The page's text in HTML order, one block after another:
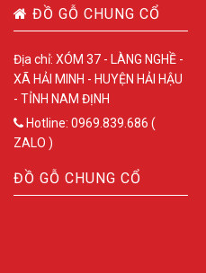
ĐỒ GỖ CHUNG CỔ
Địa chỉ: XÓM 37 - LÀNG NGHỀ -
XÃ HẢI MINH - HUYỆN HẢI HẬU
- TỈNH NAM ĐỊNH
Hotline: 0969.839.686 (
ZALO )
ĐỒ GỖ CHUNG CỔ